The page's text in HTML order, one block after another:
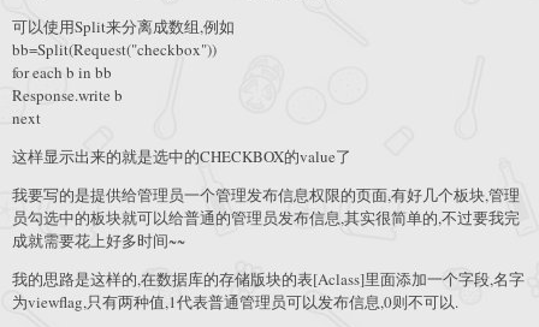
可以使用Split来分离成数组,例如
bb=Split(Request("checkbox"))
for each b in bb
Response.write b
next
这样显示出来的就是选中的CHECKBOX的value了
我要写的是提供给管理员一个管理发布信息权限的页面,有好几个板块,管理
员勾选中的板块就可以给普通的管理员发布信息,其实很简单的,不过要我完
成就需要花上好多时间~~
我的思路是这样的,在数据库的存储版块的表[Aclass]里面添加一个字段,名字
为viewflag,只有两种值,1代表普通管理员可以发布信息,0则不可以.